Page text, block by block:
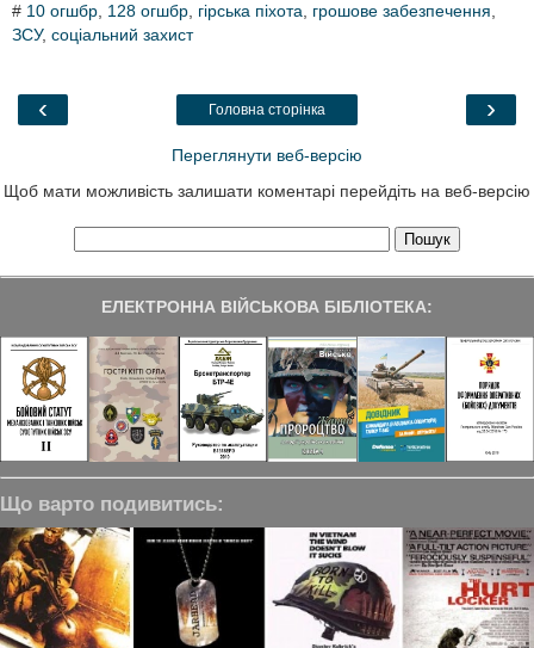
e
b
k
t
t
k
e
e
g
m
r
# 10 огшбр 128 огшбр гірська піхота грошове забезпечення
ЗСУ, соціальний захист
‹ ›
Головна сторінка
Переглянути веб-версію
Щоб мати можливість залишати коментарі перейдіть на веб-версію
ЕЛЕКТРОННА ВІЙСЬКОВА БІБЛІОТЕКА:
Що варто подивитись: